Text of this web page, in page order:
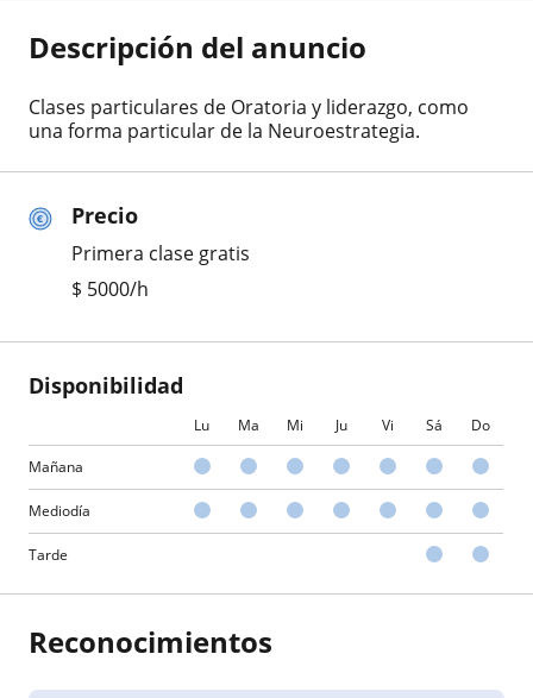
Precio
Primera clase gratis
$ 5000/h
Disponibilidad
Lu Ma Mi Ju Vi Sá Do
Mañana
Mediodía
Tarde
Descripción del anuncio
Clases particulares de Oratoria y liderazgo, como
una forma particular de la Neuroestrategia.
Reconocimientos